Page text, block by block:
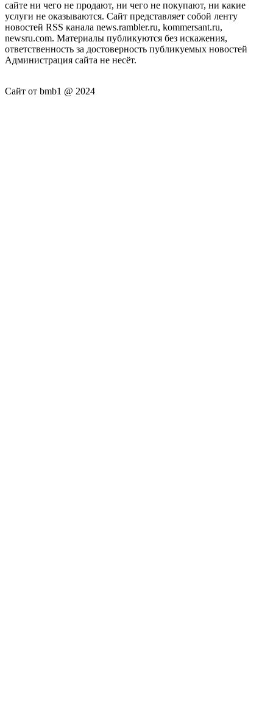
сайте ни чего не продают, ни чего не покупают, ни какие
услуги не оказываются. Сайт представляет собой ленту
новостей RSS канала news.rambler.ru, kommersant.ru,
newsru.com. Материалы публикуются без искажения,
ответственность за достоверность публикуемых новостей
Администрация сайта не несёт.
Сайт от bmb1 @ 2024